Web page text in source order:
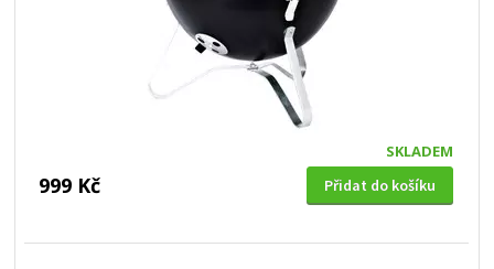
SKLADEM
999 Kč Přidat do košíku